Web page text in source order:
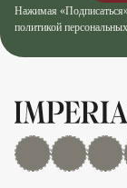
Нажимая
политикой
MAX Дзен